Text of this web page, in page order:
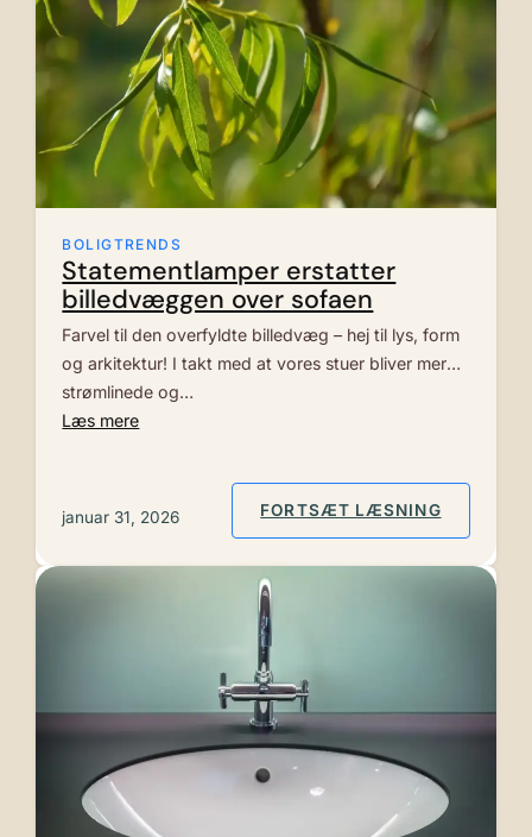
BOLIGTRENDS
Statementlamper erstatter
billedvæggen over sofaen
Farvel til den overfyldte billedvæg – hej til lys, form
og arkitektur! I takt med at vores stuer bliver mere
strømlinede og…
Læs mere
januar 31, 2026 FORTSÆT LÆSNING: